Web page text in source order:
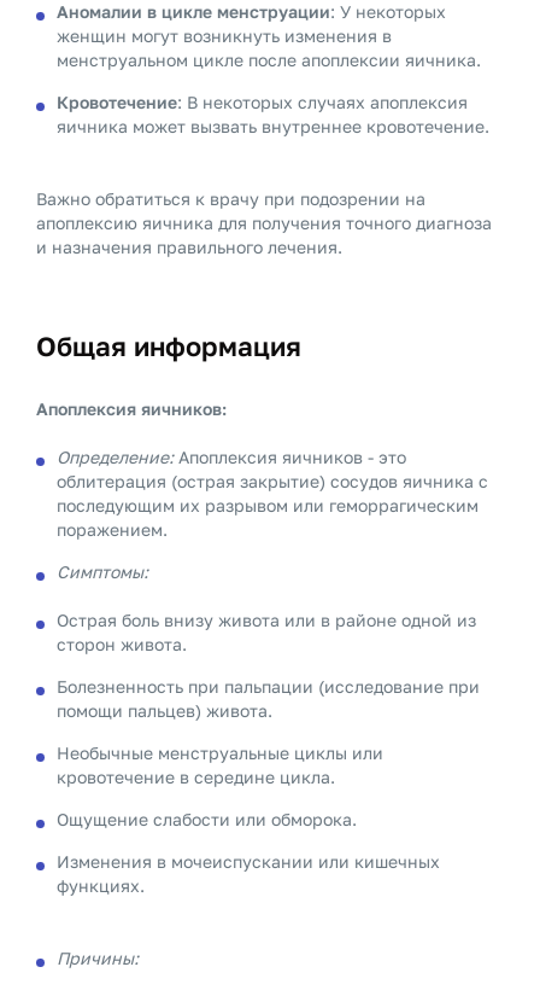
Аномалии в цикле менструации: У некоторых
женщин могут возникнуть изменения в
менструальном цикле после апоплексии яичника.
Кровотечение: В некоторых случаях апоплексия
яичника может вызвать внутреннее кровотечение.
Важно обратиться к врачу при подозрении на
апоплексию яичника для получения точного диагноза
и назначения правильного лечения.
Общая информация
Апоплексия яичников:
Определение:Апоплексия яичников - это
облитерация (острая закрытие) сосудов яичника с
последующим их разрывом или геморрагическим
поражением.
Симптомы:
Острая боль внизу живота или в районе одной из
сторон живота.
Болезненность при пальпации (исследование при
помощи пальцев) живота.
Необычные менструальные циклы или
кровотечение в середине цикла.
Ощущение слабости или обморока.
Изменения в мочеиспускании или кишечных
функциях.
Причины: